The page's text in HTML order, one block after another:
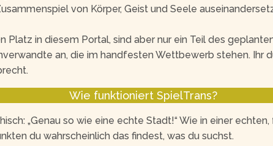
von Körper, Geist und Seele
Platz in diesem Portal, sind aber nur ein Teil des
an, die im handfesten Wettbewerb stehen. Ihr
Wie funktioniert SpielTrans?
„Genau so wie eine echte Stadt!“ Wie in einer
du wahrscheinlich das findest, was du suchst.